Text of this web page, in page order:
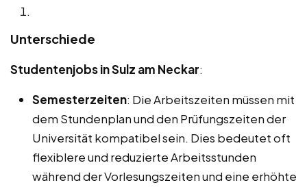
Unterschiede
Studentenjobs in Sulz am Neckar:
Semesterzeiten: Die Arbeitszeiten müssen mit
dem Stundenplan und den Prüfungszeiten der
Universität kompatibel sein. Dies bedeutet oft
flexiblere und reduzierte Arbeitsstunden
während der Vorlesungszeiten und eine erhöhte